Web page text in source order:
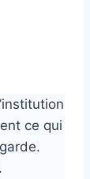
ce qui